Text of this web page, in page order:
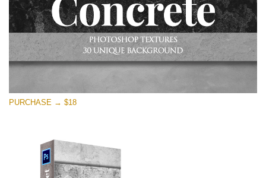
Large 6000*4000px
Entire Collection
(1783 Overlays)
Large 6000*4000px
Download Gratuito
PURCHASE → $18